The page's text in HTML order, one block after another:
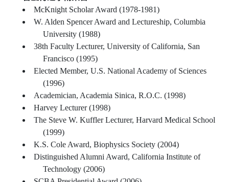
McKnight Scholar Award (1978-1981)
W. Alden Spencer Award and Lectureship, Columbia
University (1988)
38th Faculty Lecturer, University of California, San
Francisco (1995)
Elected Member, U.S. National Academy of Sciences
(1996)
Academician, Academia Sinica, R.O.C. (1998)
Harvey Lecturer (1998)
The Steve W. Kuffler Lecturer, Harvard Medical School
(1999)
K.S. Cole Award, Biophysics Society (2004)
Distinguished Alumni Award, California Institute of
Technology (2006)